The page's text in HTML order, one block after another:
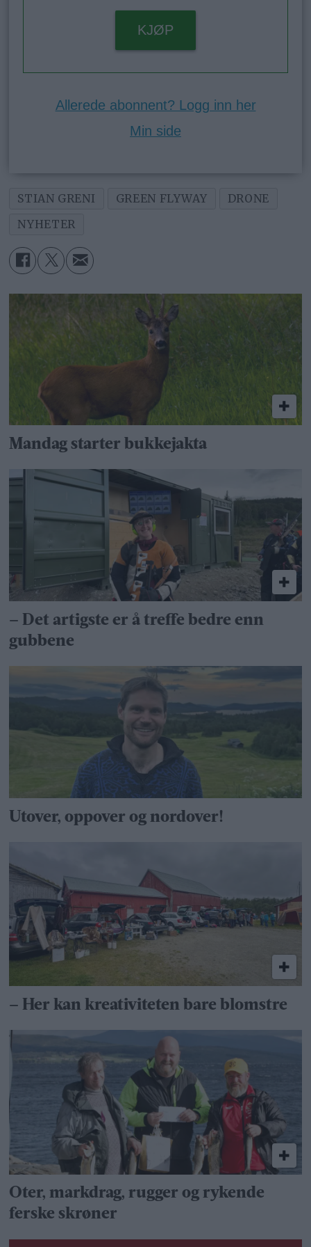
KJØP
Allerede abonnent? Logg inn her
Min side
STIAN GRENI GREEN FLYWAY
DRONE
NYHETER
Mandag starter bukkejakta
– Det artigste er å treffe bedre enn
gubbene
Utover, oppover og nordover!
– Her kan kreativiteten bare blomstre
Oter, markdrag, rugger og rykende
ferske skrøner